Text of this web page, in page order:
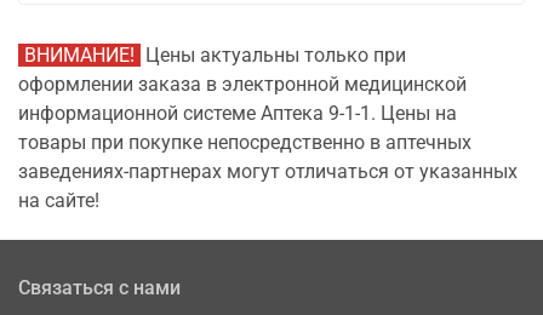
ВНИМАНИЕ! Цены актуальны только при
оформлении заказа в электронной медицинской
информационной системе Аптека 9-1-1. Цены на
товары при покупке непосредственно в аптечных
заведениях-партнерах могут отличаться от указанных
на сайте!
Связаться с нами